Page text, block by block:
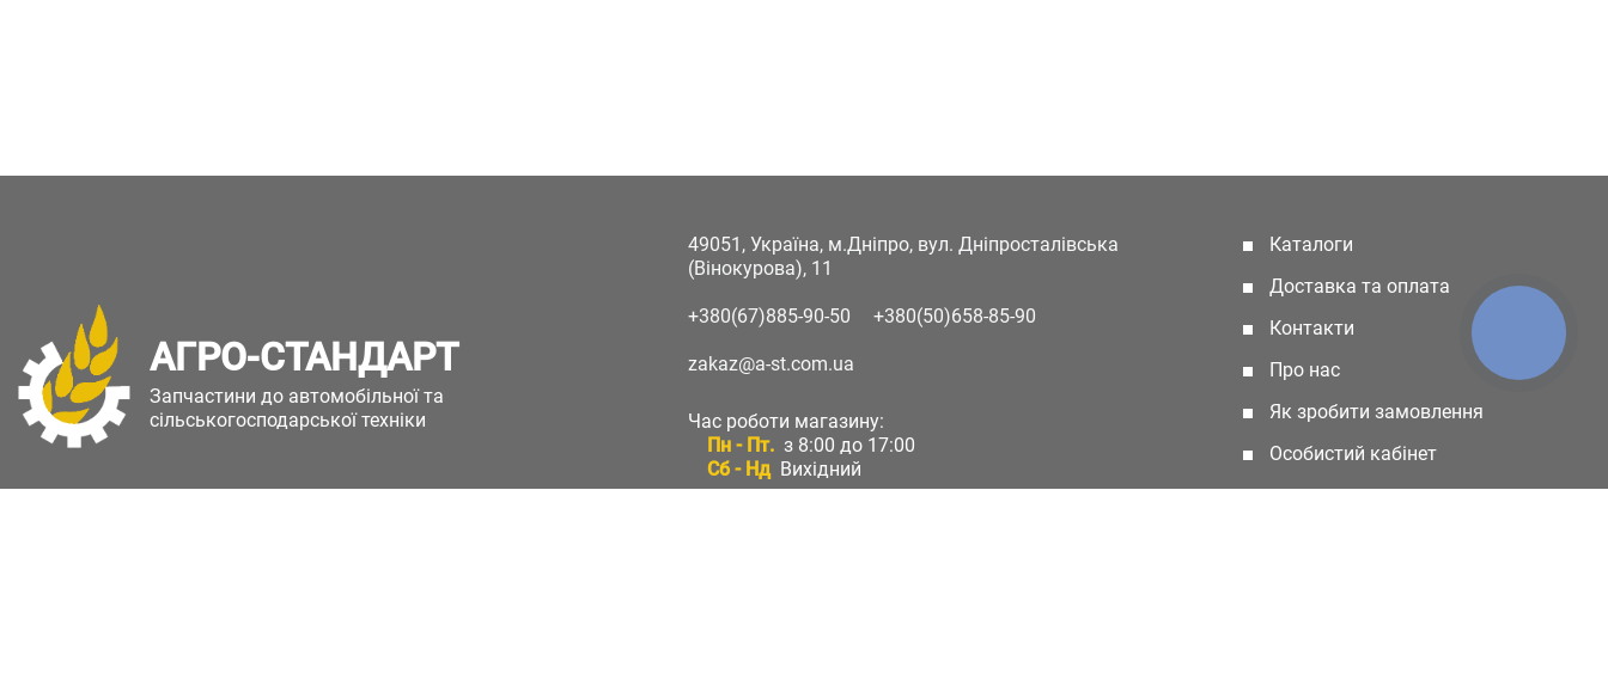
АГРО-СТАНДАРТ
Запчастини до автомобільної та
сільськогосподарської техніки
49051, Україна, м.Дніпро, вул. Дніпросталівська
(Вінокурова), 11
+380(67)885-90-50 +380(50)658-85-90
zakaz@a-st.com.ua
Час роботи магазину:
Пн - Пт. з 8:00 до 17:00
Сб - Нд Вихідний
Каталоги
Доставка та оплата
Контакти
Про нас
Як зробити замовлення
Особистий кабінет